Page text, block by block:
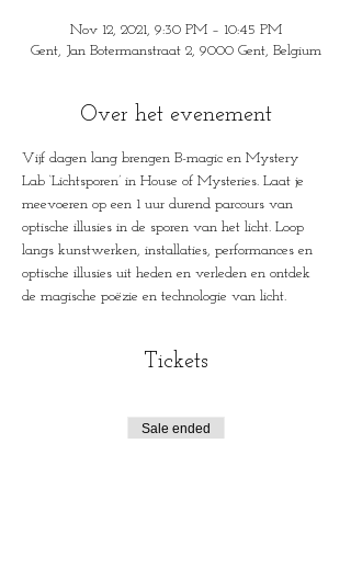
Nov 12, 2021, 9:30 PM – 10:45 PM
Gent, Jan Botermanstraat 2, 9000 Gent, Belgium
Over het evenement
Vijf dagen lang brengen B-magic en Mystery
Lab ‘Lichtsporen’ in House of Mysteries. Laat je
meevoeren op een 1 uur durend parcours van
optische illusies in de sporen van het licht. Loop
langs kunstwerken, installaties, performances en
optische illusies uit heden en verleden en ontdek
de magische poëzie en technologie van licht.
Tickets
Sale ended